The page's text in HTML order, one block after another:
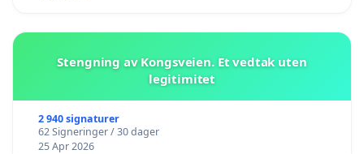
Stengning av Kongsveien. Et vedtak uten
legitimitet
2 940 signaturer
62 Signeringer / 30 dager
25 Apr 2026